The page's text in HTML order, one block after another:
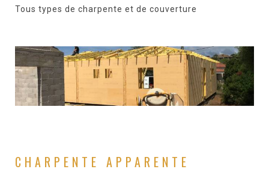
Tous types de charpente et de couverture
CHARPENTE APPARENTE